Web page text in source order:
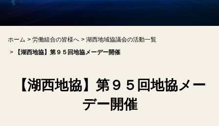
アクセス
ホーム 労働組合の皆様へ
湖西地域協議会の活動一覧
【湖西地協】第９５回地協メーデー開催
【湖西地協】第９５回地協メー
デー開催